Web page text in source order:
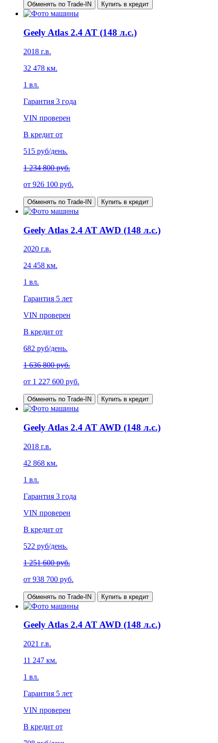
Обменять по Trade-IN Купить в кредит
Geely Atlas 2.4 AT (148 л.с.)
2018 г.в.
32 478 км.
1 вл.
Гарантия 3 года
VIN проверен
В кредит от
515 руб/день.
1 234 800 руб.
от 926 100 руб.
Обменять по Trade-IN Купить в кредит
Geely Atlas 2.4 AT AWD (148 л.с.)
2020 г.в.
24 458 км.
1 вл.
Гарантия 5 лет
VIN проверен
В кредит от
682 руб/день.
1 636 800 руб.
от 1 227 600 руб.
Обменять по Trade-IN Купить в кредит
Geely Atlas 2.4 AT AWD (148 л.с.)
2018 г.в.
42 868 км.
1 вл.
Гарантия 3 года
VIN проверен
В кредит от
522 руб/день.
1 251 600 руб.
от 938 700 руб.
Обменять по Trade-IN Купить в кредит
Geely Atlas 2.4 AT AWD (148 л.с.)
2021 г.в.
11 247 км.
1 вл.
Гарантия 5 лет
VIN проверен
В кредит от